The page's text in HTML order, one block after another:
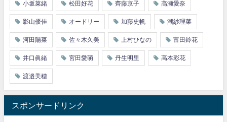
小坂菜緒 松田好花 齊藤京子 高瀬愛奈
影山優佳 オードリー 加藤史帆 潮紗理菜
河田陽菜 佐々木久美 上村ひなの 富田鈴花
井口眞緒 宮田愛萌 丹生明里 高本彩花
渡邉美穂
スポンサードリンク